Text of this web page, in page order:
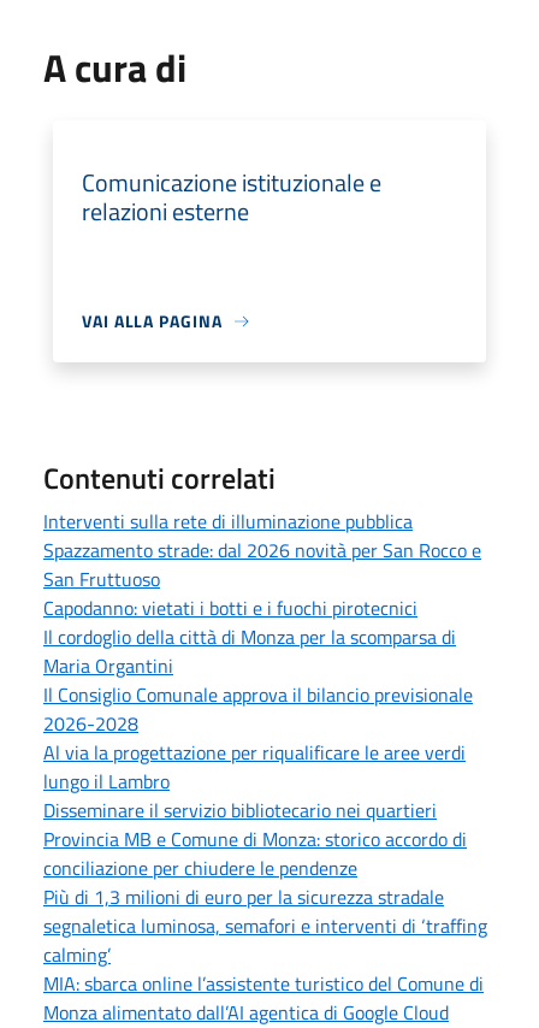
A cura di
Comunicazione istituzionale e
relazioni esterne
VAI ALLA PAGINA
Contenuti correlati
Interventi sulla rete di illuminazione pubblica
Spazzamento strade: dal 2026 novità per San Rocco e
San Fruttuoso
Capodanno: vietati i botti e i fuochi pirotecnici
Il cordoglio della città di Monza per la scomparsa di
Maria Organtini
Il Consiglio Comunale approva il bilancio previsionale
2026-2028
Al via la progettazione per riqualificare le aree verdi
lungo il Lambro
Disseminare il servizio bibliotecario nei quartieri
Provincia MB e Comune di Monza: storico accordo di
conciliazione per chiudere le pendenze
Più di 1,3 milioni di euro per la sicurezza stradale
segnaletica luminosa, semafori e interventi di ‘traffing
calming’
MIA: sbarca online l’assistente turistico del Comune di
Monza alimentato dall’AI agentica di Google Cloud